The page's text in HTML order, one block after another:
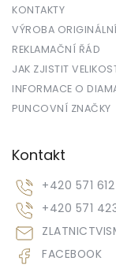
KONTAKTY
VÝROBA
REKLAMAČNÍ ŘÁD
JAK ZJISTIT
INFORMACE O
PUNCOVNÍ ZNAČKY
Kontakt
+420 571 612
+420 571
FACEBOOK